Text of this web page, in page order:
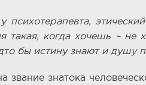
такая, когда хочешь –
бы истину знают и душу
звание знатока